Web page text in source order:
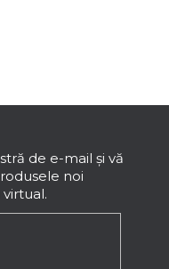
de e-mail şi vă
noi